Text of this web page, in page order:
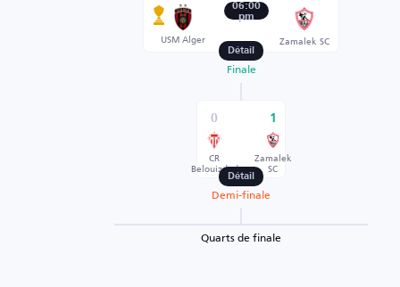
USM Alger
06:00
pm
Zamalek SC
Détail
Finale
0
CR
Belouizdad
1
Zamalek
SC
Détail
Demi-finale
Quarts de finale